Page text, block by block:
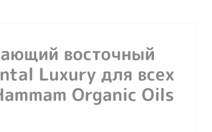
восточный
Luxury для всех
Organic Oils